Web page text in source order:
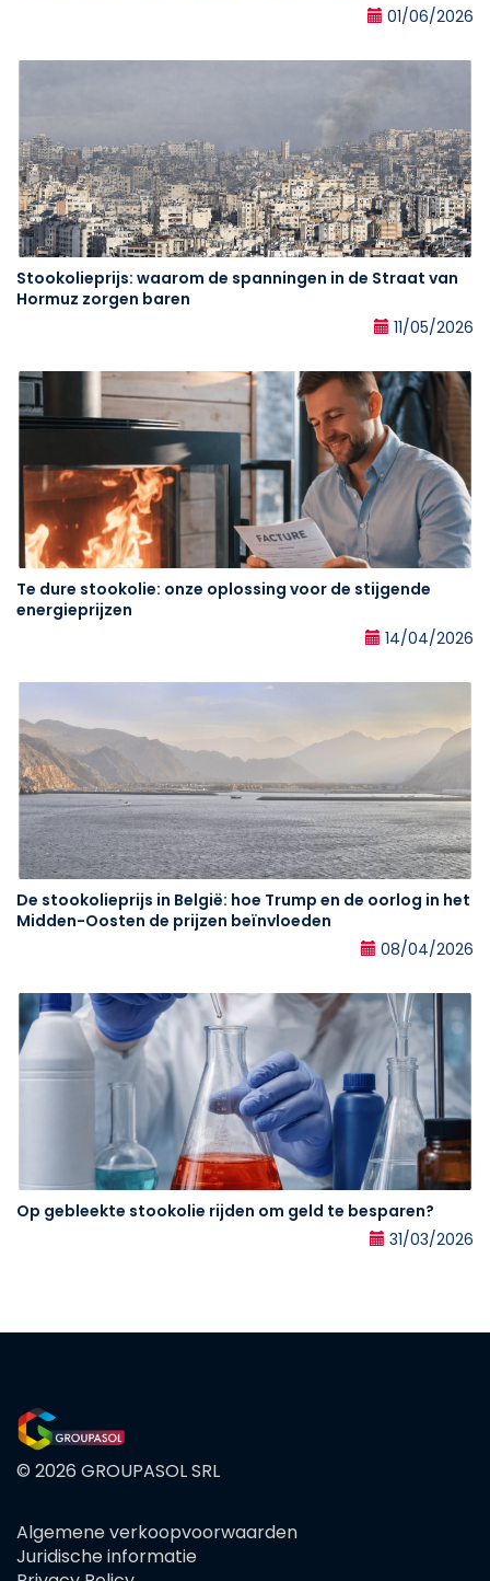
01/06/2026
Stookolieprijs: waarom de spanningen in de Straat van
Hormuz zorgen baren
11/05/2026
Te dure stookolie: onze oplossing voor de stijgende
energieprijzen
14/04/2026
De stookolieprijs in België: hoe Trump en de oorlog in het
Midden-Oosten de prijzen beïnvloeden
08/04/2026
Op gebleekte stookolie rijden om geld te besparen?
31/03/2026
© 2026 GROUPASOL SRL
FOOTER
MENU
Algemene verkoopvoorwaarden
Juridische informatie